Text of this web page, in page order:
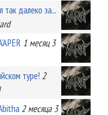
далеко за...
1 месяц 3
туре! 2
2 месяца 3